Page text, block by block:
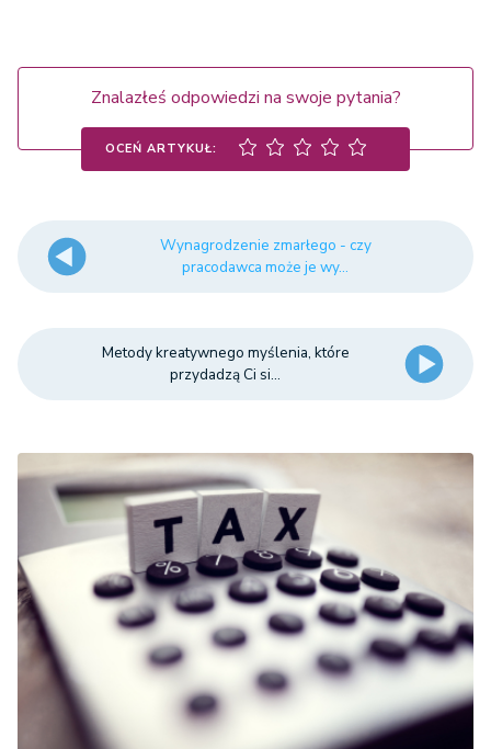
Znalazłeś odpowiedzi na swoje pytania?
OCEŃ ARTYKUŁ:
Wynagrodzenie zmarłego - czy
pracodawca może je wy...
Metody kreatywnego myślenia, które
przydadzą Ci si...